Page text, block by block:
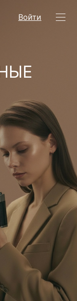
Войти